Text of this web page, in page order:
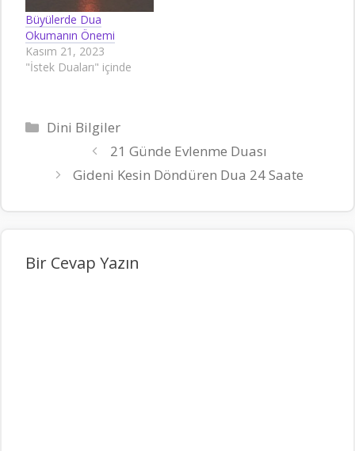
Büyülerde Dua
Okumanın Önemi
Kasım 21, 2023
"İstek Duaları" içinde
Kategoriler
Dini Bilgiler
21 Günde Evlenme Duası
Gideni Kesin Döndüren Dua 24 Saate
Bir Cevap Yazın